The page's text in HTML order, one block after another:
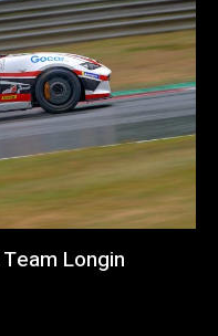
Longin